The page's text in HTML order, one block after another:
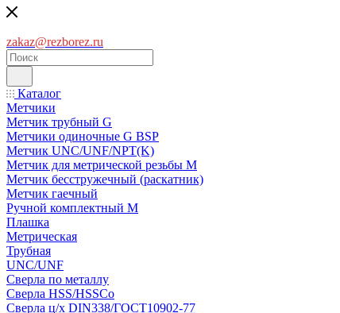
zakaz@rezborez.ru
Каталог
Метчики
Метчик трубный G
Метчики одиночные G BSP
Метчик UNC/UNF/NPT(K)
Метчик для метрической резьбы M
Метчик бесстружечный (раскатник)
Метчик гаечный
Ручной комплектный M
Плашка
Метрическая
Трубная
UNC/UNF
Сверла по металлу
Сверла HSS/HSSCo
Сверла ц/х DIN338/ГОСТ10902-77